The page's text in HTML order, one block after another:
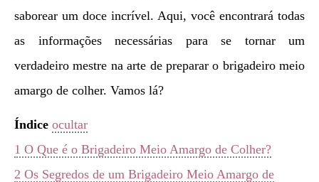
saborear um doce incrível. Aqui, você encontrará todas
as informações necessárias para se tornar um
verdadeiro mestre na arte de preparar o brigadeiro meio
amargo de colher. Vamos lá?
Índice ocultar
1 O Que é o Brigadeiro Meio Amargo de Colher?
2 Os Segredos de um Brigadeiro Meio Amargo de